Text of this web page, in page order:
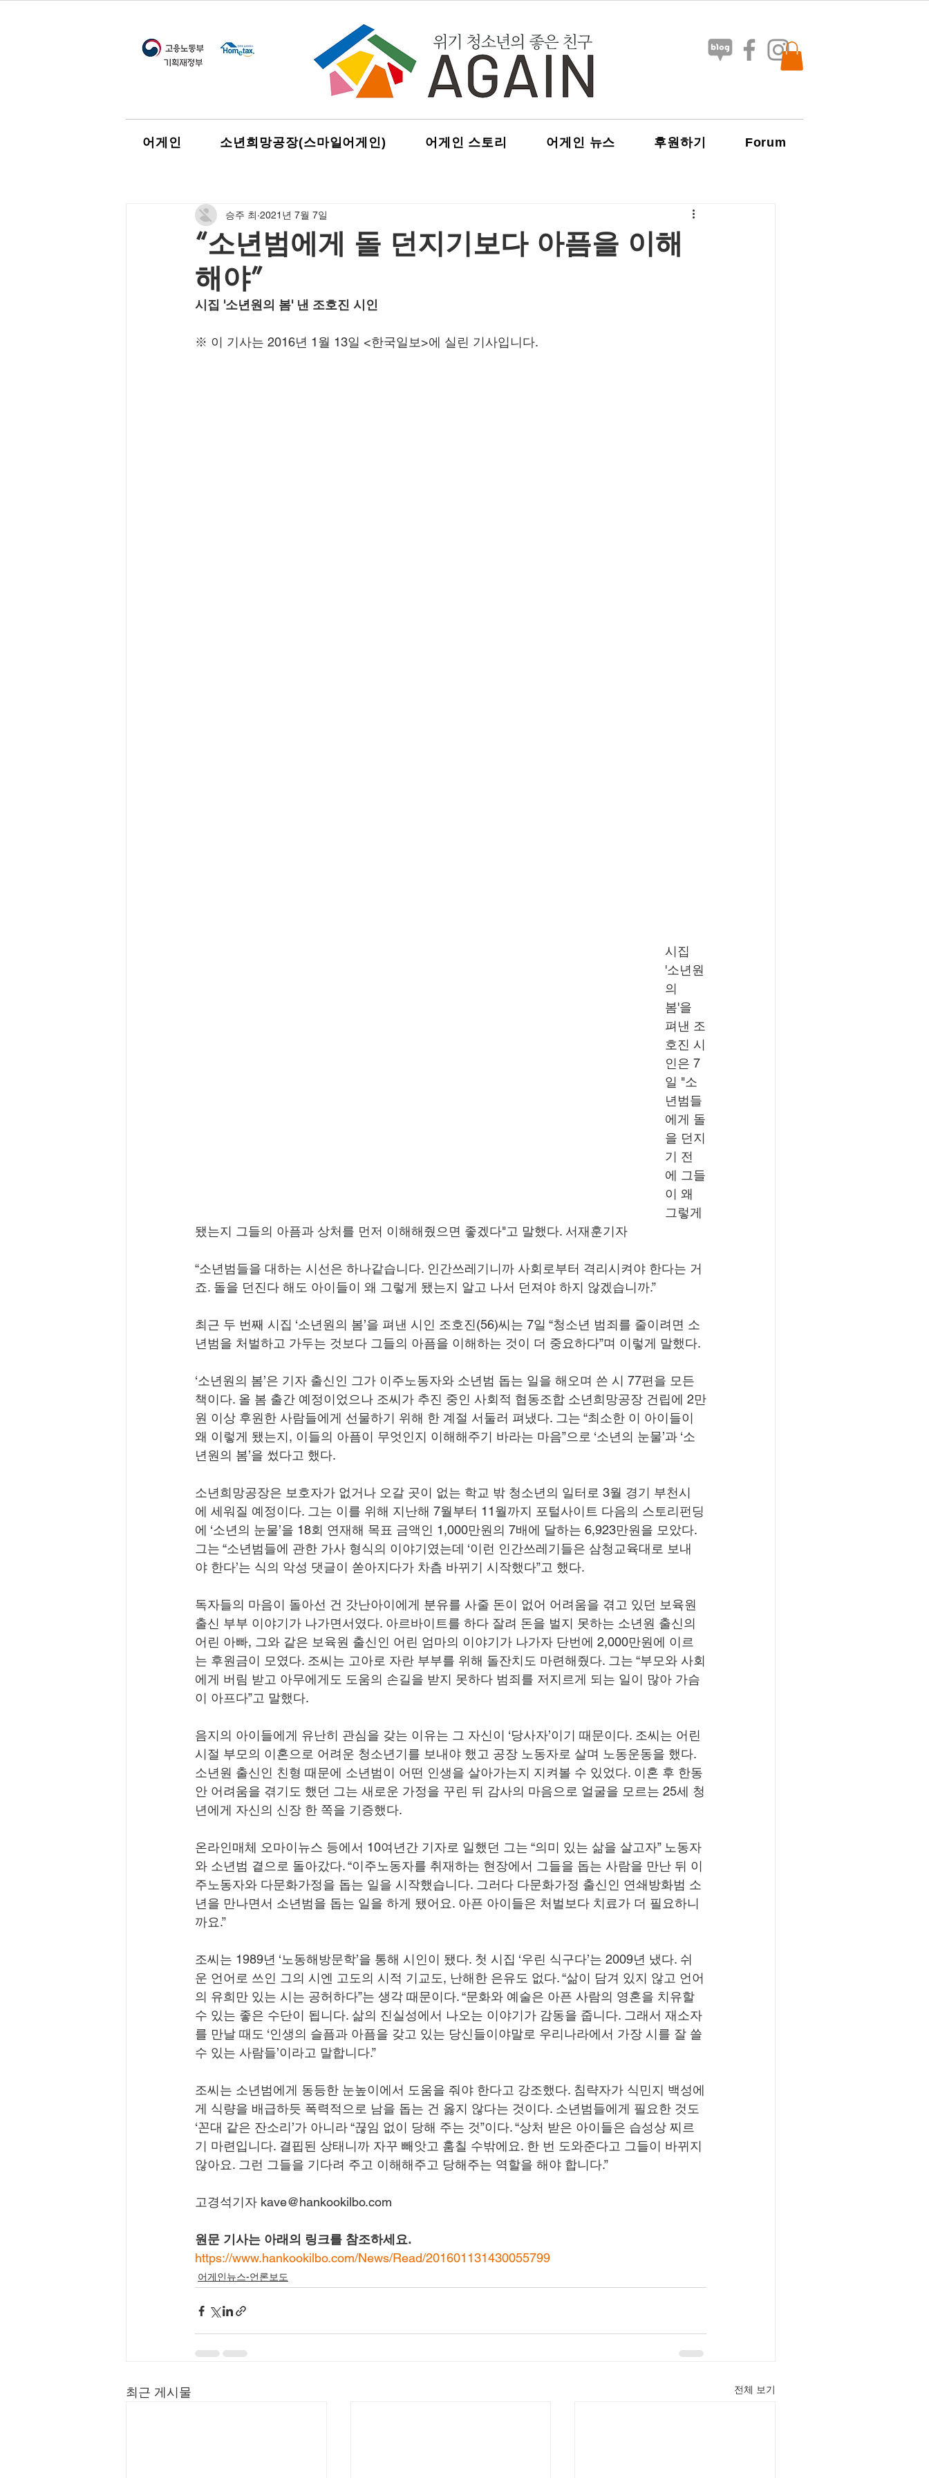
어게인 소년희망공장(스마일어게인) 어게인 스토리 어게인 뉴스 후원하기 Forum
“소년범에게 돌 던지기보다 아픔을 이해
해야”
승주 최 2021년 7월 7일
시집 '소년원의 봄' 낸 조호진 시인
※ 이 기사는 2016년 1월 13일 <한국일보>에 실린 기사입니다.
시집
'소년원
의
봄'을
펴낸 조
호진 시
인은 7
일 "소
년범들
에게 돌
을 던지
기 전
에 그들
이 왜
그렇게
됐는지 그들의 아픔과 상처를 먼저 이해해줬으면 좋겠다"고 말했다. 서재훈기자
“소년범들을 대하는 시선은 하나같습니다. 인간쓰레기니까 사회로부터 격리시켜야 한다는 거
죠. 돌을 던진다 해도 아이들이 왜 그렇게 됐는지 알고 나서 던져야 하지 않겠습니까.”
최근 두 번째 시집 ‘소년원의 봄’을 펴낸 시인 조호진(56)씨는 7일 “청소년 범죄를 줄이려면 소
년범을 처벌하고 가두는 것보다 그들의 아픔을 이해하는 것이 더 중요하다”며 이렇게 말했다.
‘소년원의 봄’은 기자 출신인 그가 이주노동자와 소년범 돕는 일을 해오며 쓴 시 77편을 모든
책이다. 올 봄 출간 예정이었으나 조씨가 추진 중인 사회적 협동조합 소년희망공장 건립에 2만
원 이상 후원한 사람들에게 선물하기 위해 한 계절 서둘러 펴냈다. 그는 “최소한 이 아이들이
왜 이렇게 됐는지, 이들의 아픔이 무엇인지 이해해주기 바라는 마음”으로 ‘소년의 눈물’과 ‘소
년원의 봄’을 썼다고 했다.
소년희망공장은 보호자가 없거나 오갈 곳이 없는 학교 밖 청소년의 일터로 3월 경기 부천시
에 세워질 예정이다. 그는 이를 위해 지난해 7월부터 11월까지 포털사이트 다음의 스토리펀딩
에 ‘소년의 눈물’을 18회 연재해 목표 금액인 1,000만원의 7배에 달하는 6,923만원을 모았다.
그는 “소년범들에 관한 가사 형식의 이야기였는데 ‘이런 인간쓰레기들은 삼청교육대로 보내
야 한다’는 식의 악성 댓글이 쏟아지다가 차츰 바뀌기 시작했다”고 했다.
독자들의 마음이 돌아선 건 갓난아이에게 분유를 사줄 돈이 없어 어려움을 겪고 있던 보육원
출신 부부 이야기가 나가면서였다. 아르바이트를 하다 잘려 돈을 벌지 못하는 소년원 출신의
어린 아빠, 그와 같은 보육원 출신인 어린 엄마의 이야기가 나가자 단번에 2,000만원에 이르
는 후원금이 모였다. 조씨는 고아로 자란 부부를 위해 돌잔치도 마련해줬다. 그는 “부모와 사회
에게 버림 받고 아무에게도 도움의 손길을 받지 못하다 범죄를 저지르게 되는 일이 많아 가슴
이 아프다”고 말했다.
음지의 아이들에게 유난히 관심을 갖는 이유는 그 자신이 ‘당사자’이기 때문이다. 조씨는 어린
시절 부모의 이혼으로 어려운 청소년기를 보내야 했고 공장 노동자로 살며 노동운동을 했다.
소년원 출신인 친형 때문에 소년범이 어떤 인생을 살아가는지 지켜볼 수 있었다. 이혼 후 한동
안 어려움을 겪기도 했던 그는 새로운 가정을 꾸린 뒤 감사의 마음으로 얼굴을 모르는 25세 청
년에게 자신의 신장 한 쪽을 기증했다.
온라인매체 오마이뉴스 등에서 10여년간 기자로 일했던 그는 “의미 있는 삶을 살고자” 노동자
와 소년범 곁으로 돌아갔다. “이주노동자를 취재하는 현장에서 그들을 돕는 사람을 만난 뒤 이
주노동자와 다문화가정을 돕는 일을 시작했습니다. 그러다 다문화가정 출신인 연쇄방화범 소
년을 만나면서 소년범을 돕는 일을 하게 됐어요. 아픈 아이들은 처벌보다 치료가 더 필요하니
까요.”
조씨는 1989년 ‘노동해방문학’을 통해 시인이 됐다. 첫 시집 ‘우린 식구다’는 2009년 냈다. 쉬
운 언어로 쓰인 그의 시엔 고도의 시적 기교도, 난해한 은유도 없다. “삶이 담겨 있지 않고 언어
의 유희만 있는 시는 공허하다”는 생각 때문이다. “문화와 예술은 아픈 사람의 영혼을 치유할
수 있는 좋은 수단이 됩니다. 삶의 진실성에서 나오는 이야기가 감동을 줍니다. 그래서 재소자
를 만날 때도 ‘인생의 슬픔과 아픔을 갖고 있는 당신들이야말로 우리나라에서 가장 시를 잘 쓸
수 있는 사람들’이라고 말합니다.”
조씨는 소년범에게 동등한 눈높이에서 도움을 줘야 한다고 강조했다. 침략자가 식민지 백성에
게 식량을 배급하듯 폭력적으로 남을 돕는 건 옳지 않다는 것이다. 소년범들에게 필요한 것도
‘꼰대 같은 잔소리’가 아니라 “끊임 없이 당해 주는 것”이다. “상처 받은 아이들은 습성상 찌르
기 마련입니다. 결핍된 상태니까 자꾸 빼앗고 훔칠 수밖에요. 한 번 도와준다고 그들이 바뀌지
않아요. 그런 그들을 기다려 주고 이해해주고 당해주는 역할을 해야 합니다.”
고경석기자 kave@hankookilbo.com
원문 기사는 아래의 링크를 참조하세요.
https://www.hankookilbo.com/News/Read/201601131430055799
어게인뉴스-언론보도
최근 게시물 전체 보기